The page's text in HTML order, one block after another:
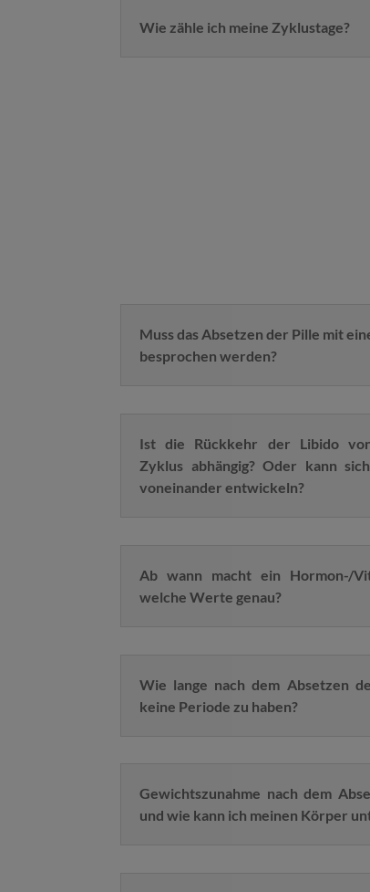
Wie zähle ich meine Zyklustage?
Muss das Absetzen der Pille mit
besprochen werden?
Ist die Rückkehr der Libido
Zyklus abhängig? Oder kann
voneinander entwickeln?
Ab wann macht ein Hormon-/
welche Werte genau?
Wie lange nach dem Absetzen
keine Periode zu haben?
Gewichtszunahme nach dem
und wie kann ich meinen Körper